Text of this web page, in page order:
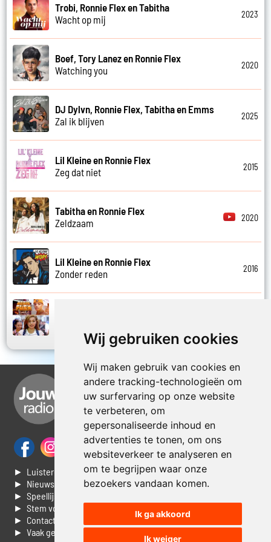
Wij gebruiken cookies
Wij maken gebruik van cookies en
andere tracking-technologieën om
uw surfervaring op onze website
te verbeteren, om
gepersonaliseerde inhoud en
advertenties te tonen, om ons
websiteverkeer te analyseren en
om te begrijpen waar onze
bezoekers vandaan komen.
Ik ga akkoord
Ik weiger
Trobi, Ronnie Flex en Tabitha
Wacht op mij
2023
Boef, Tory Lanez en Ronnie Flex
Watching you
2020
DJ Dylvn, Ronnie Flex, Tabitha en Emms
Zal ik blijven
2025
Lil Kleine en Ronnie Flex
Zeg dat niet
2015
Tabitha en Ronnie Flex
Zeldzaam
2020
Lil Kleine en Ronnie Flex
Zonder reden
2016
► Luisteren naar Jouwradio
► Nieuws
► Speellijst
► Stem voor de Dag top 3
► Contacteer ons
► Vaak gestelde vragen